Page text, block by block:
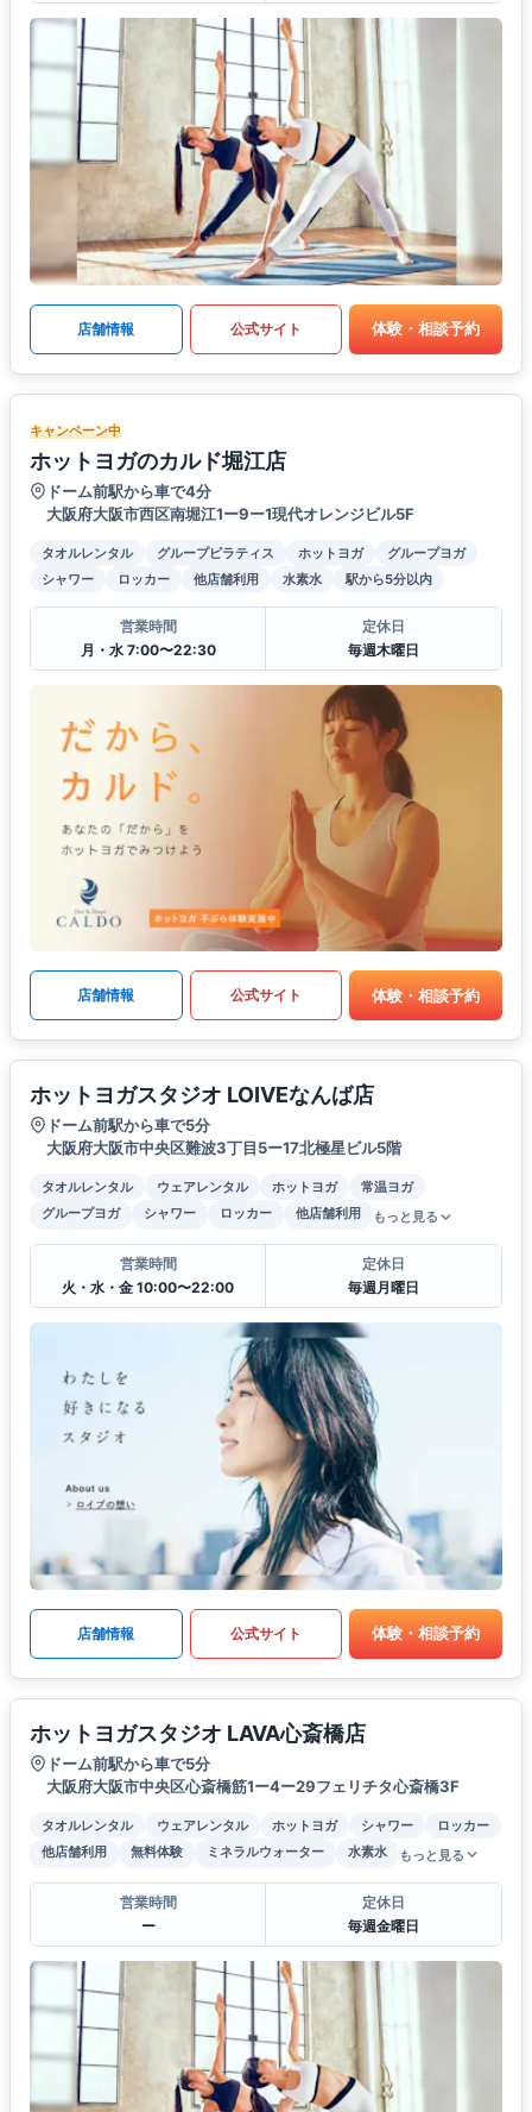
店舗情報 公式サイト 体験・相談予約
キャンペーン中
ホットヨガのカルド堀江店
ドーム前駅から車で4分
大阪府大阪市西区南堀江1ー9ー1現代オレンジビル5F
タオルレンタル グループピラティス ホットヨガ
グループヨガ
シャワー
ロッカー 他店舗利用 水素水 駅から5分以内
営業時間
月・水 7:00〜22:30
定休日
毎週木曜日
店舗情報 公式サイト 体験・相談予約
ホットヨガスタジオ LOIVEなんば店
ドーム前駅から車で5分
大阪府大阪市中央区難波3丁目5ー17北極星ビル5階
タオルレンタル ウェアレンタル ホットヨガ
常温ヨガ
グループヨガ
シャワー ロッカー 他店舗利用 もっと見る
営業時間
火・水・金 10:00〜22:00
定休日
毎週月曜日
店舗情報 公式サイト 体験・相談予約
ホットヨガスタジオ LAVA心斎橋店
ドーム前駅から車で5分
大阪府大阪市中央区心斎橋筋1ー4ー29フェリチタ心斎橋3F
タオルレンタル ウェアレンタル ホットヨガ シャワー
ロッカー
他店舗利用
無料体験 ミネラルウォーター 水素水 もっと見る
営業時間
ー
定休日
毎週金曜日